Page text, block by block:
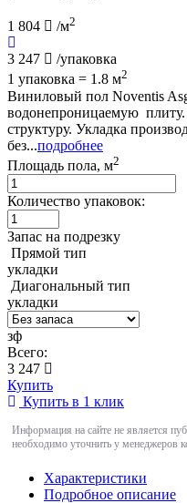
1 804 /м2
3 247
/упаковка
1 упаковка = 1.8 м2
Виниловый пол Noventis
водонепроницаемую
структуру. Укладка
без...подробнее
Площадь пола, м2
Количество упаковок:
Запас на подрезку
Прямой тип
укладки
Диагональный тип
укладки
зф
Всего:
3 247
Купить
Купить в 1 клик
Информация на сайте не является
необходимо уточнить у менеджеров
Характеристики
Подробное описание